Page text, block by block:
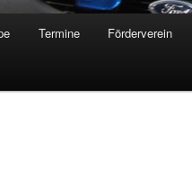
Termine Förderverein